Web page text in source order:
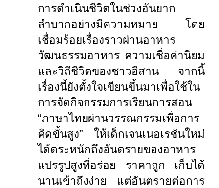
การดำเนินชีวิตในช่วงอันยาก
ลำบากอย่างมีความหมาย โดย
เชื่อมร้อยเรื่องราวผ่านอาหาร
วัฒนธรรมอาหาร ความเชื่อค่านิยม
และวิถีชีวิตของชาวอีสาน จากนี้
เรื่องนี้ยังตั้งใจเขียนขึ้นมาเพื่อใช้ใน
การจัดกิจกรรมการเรียนการสอน
“ภาษาไทยผ่านวรรณกรรมเพื่อการ
คิดขั้นสูง” ให้เด็กเจนเนอเรชันใหม่
ได้ตระหนักถึงอันตรายของอาหาร
แปรรูปสูงที่อร่อย ราคาถูก เก็บได้
นานเข้าถึงง่าย แต่อันตรายต่อการ